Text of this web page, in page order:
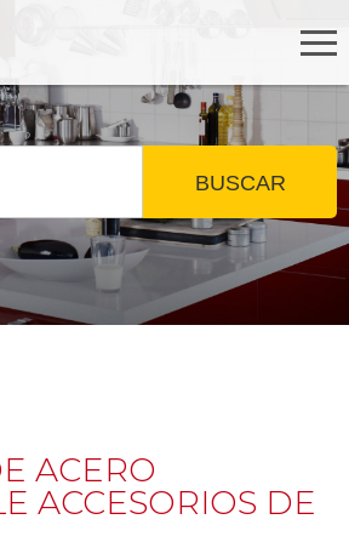
BUSCAR
ACERO
ACCESORIOS DE